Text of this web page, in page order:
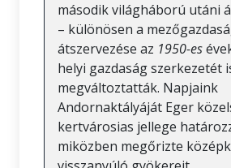
második világháború utáni
– különösen a
átszervezése az 1950-es
helyi gazdaság szerkezetét
megváltoztatták. Napjaink
Andornaktályáját Eger
kertvárosias jellege
miközben megőrizte